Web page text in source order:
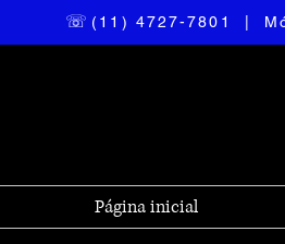
☏ (11) 4727-7801 |
Página inicial